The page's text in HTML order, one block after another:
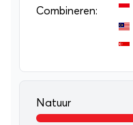
Combineren:
Natuur